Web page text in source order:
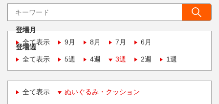
登場月
全て表示
9月 8月 7月 6月
登場週
全て表示
5週 4週 3週 2週 1週
全て表示 ぬいぐるみ・クッション